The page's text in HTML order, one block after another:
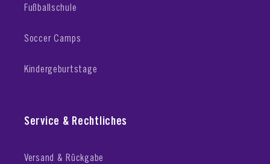
Fußballschule
Soccer Camps
Kindergeburtstage
Service & Rechtliches
Versand & Rückgabe